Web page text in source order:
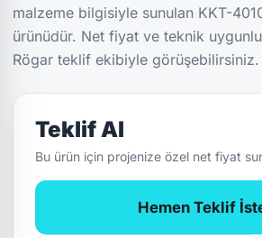
malzeme bilgisiyle sunulan KKT-
ürünüdür. Net fiyat ve teknik
Rögar teklif ekibiyle görüşebilirsiniz.
Teklif Al
Bu ürün için projenize özel net fiyat
Hemen Teklif